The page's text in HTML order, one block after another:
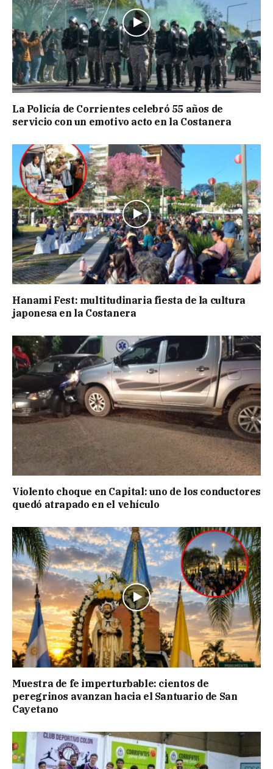
La Policía de Corrientes celebró 55 años de
servicio con un emotivo acto en la Costanera
Hanami Fest: multitudinaria fiesta de la cultura
japonesa en la Costanera
Violento choque en Capital: uno de los conductores
quedó atrapado en el vehículo
Muestra de fe imperturbable: cientos de
peregrinos avanzan hacia el Santuario de San
Cayetano